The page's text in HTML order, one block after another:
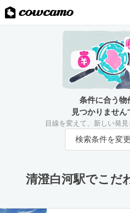
条件に合う物
見つかりません
目線を変えて、新しい発見
検索条件を変
清澄白河駅でこだ